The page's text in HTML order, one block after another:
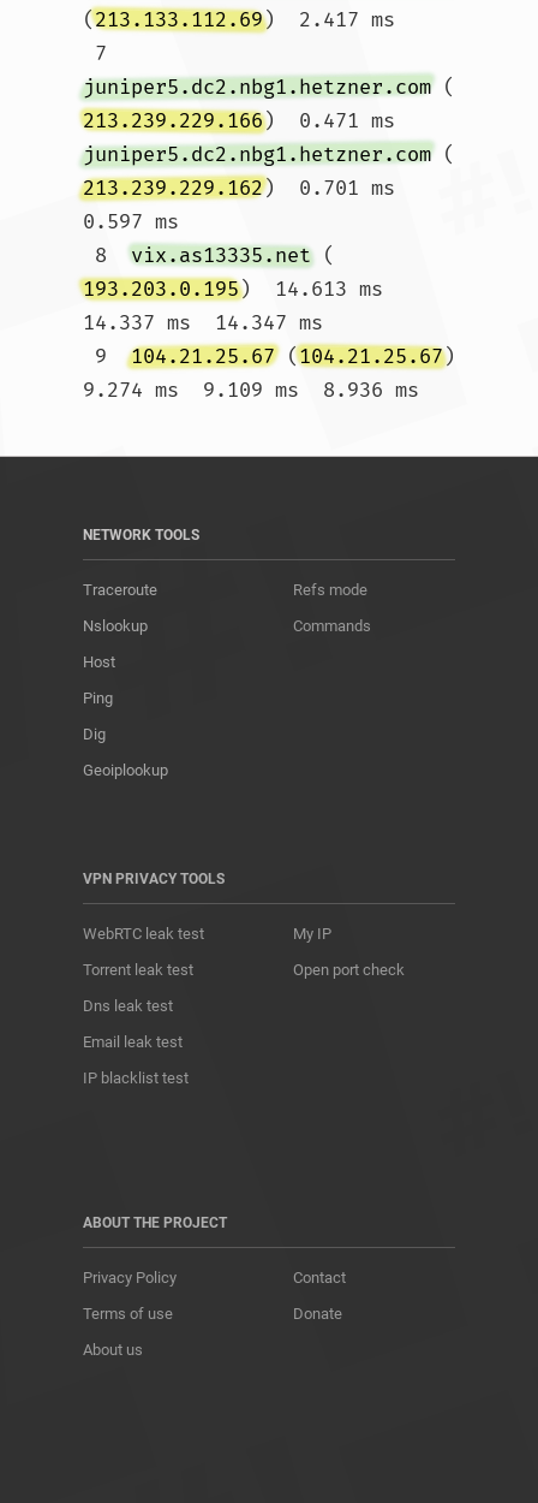
(213.133.112.69)  2.417 ms
7
juniper5.dc2.nbg1.hetzner.com (
213.239.229.166)  0.471 ms
juniper5.dc2.nbg1.hetzner.com (
213.239.229.162)  0.701 ms
0.597 ms
8 vix.as13335.net (
193.203.0.195)  14.613 ms
14.337 ms  14.347 ms
9 104.21.25.67 (104.21.25.67)
NETWORK TOOLS
Traceroute
Nslookup
Host
Ping
Dig
Geoiplookup
Refs mode
Commands
VPN PRIVACY TOOLS
WebRTC leak test
Torrent leak test
Dns leak test
Email leak test
IP blacklist test
My IP
Open port check
ABOUT THE PROJECT
Privacy Policy
Terms of use
About us
Contact
Donate